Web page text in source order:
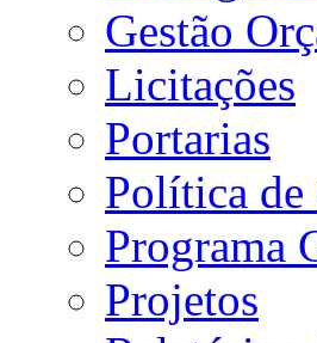
Gestão
Licitações
Portarias
Política de
Programa
Projetos